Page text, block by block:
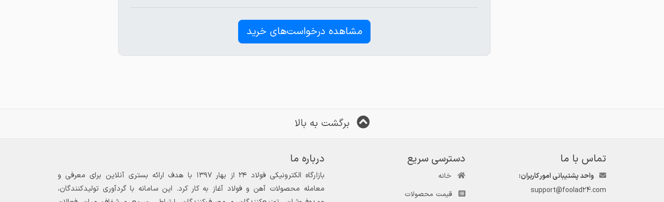
مشاهده درخواست‌های خرید
برگشت به بالا
تماس با ما
واحد پشتیبانی امور کاربران:
support@foolad24.com
دسترسی سریع
خانه
قیمت محصولات
درباره ما
بازارگاه الکترونیکی فولاد ۲۴ از بهار ۱۳۹۷ با هدف ارائه بستری آنلاین برای معرفی و
معامله محصولات آهن و فولاد آغاز به کار کرد. این سامانه با گردآوری تولیدکنندگان،